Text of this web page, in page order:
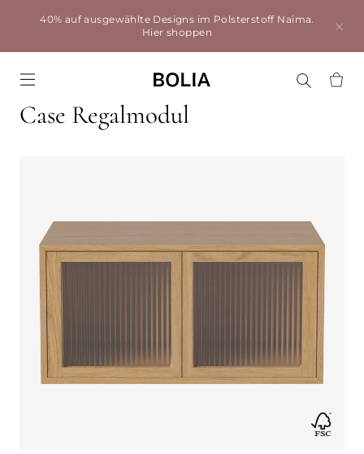
40% auf ausgewählte Designs im Polsterstoff Naima.
Hier shoppen
Case Regalmodul